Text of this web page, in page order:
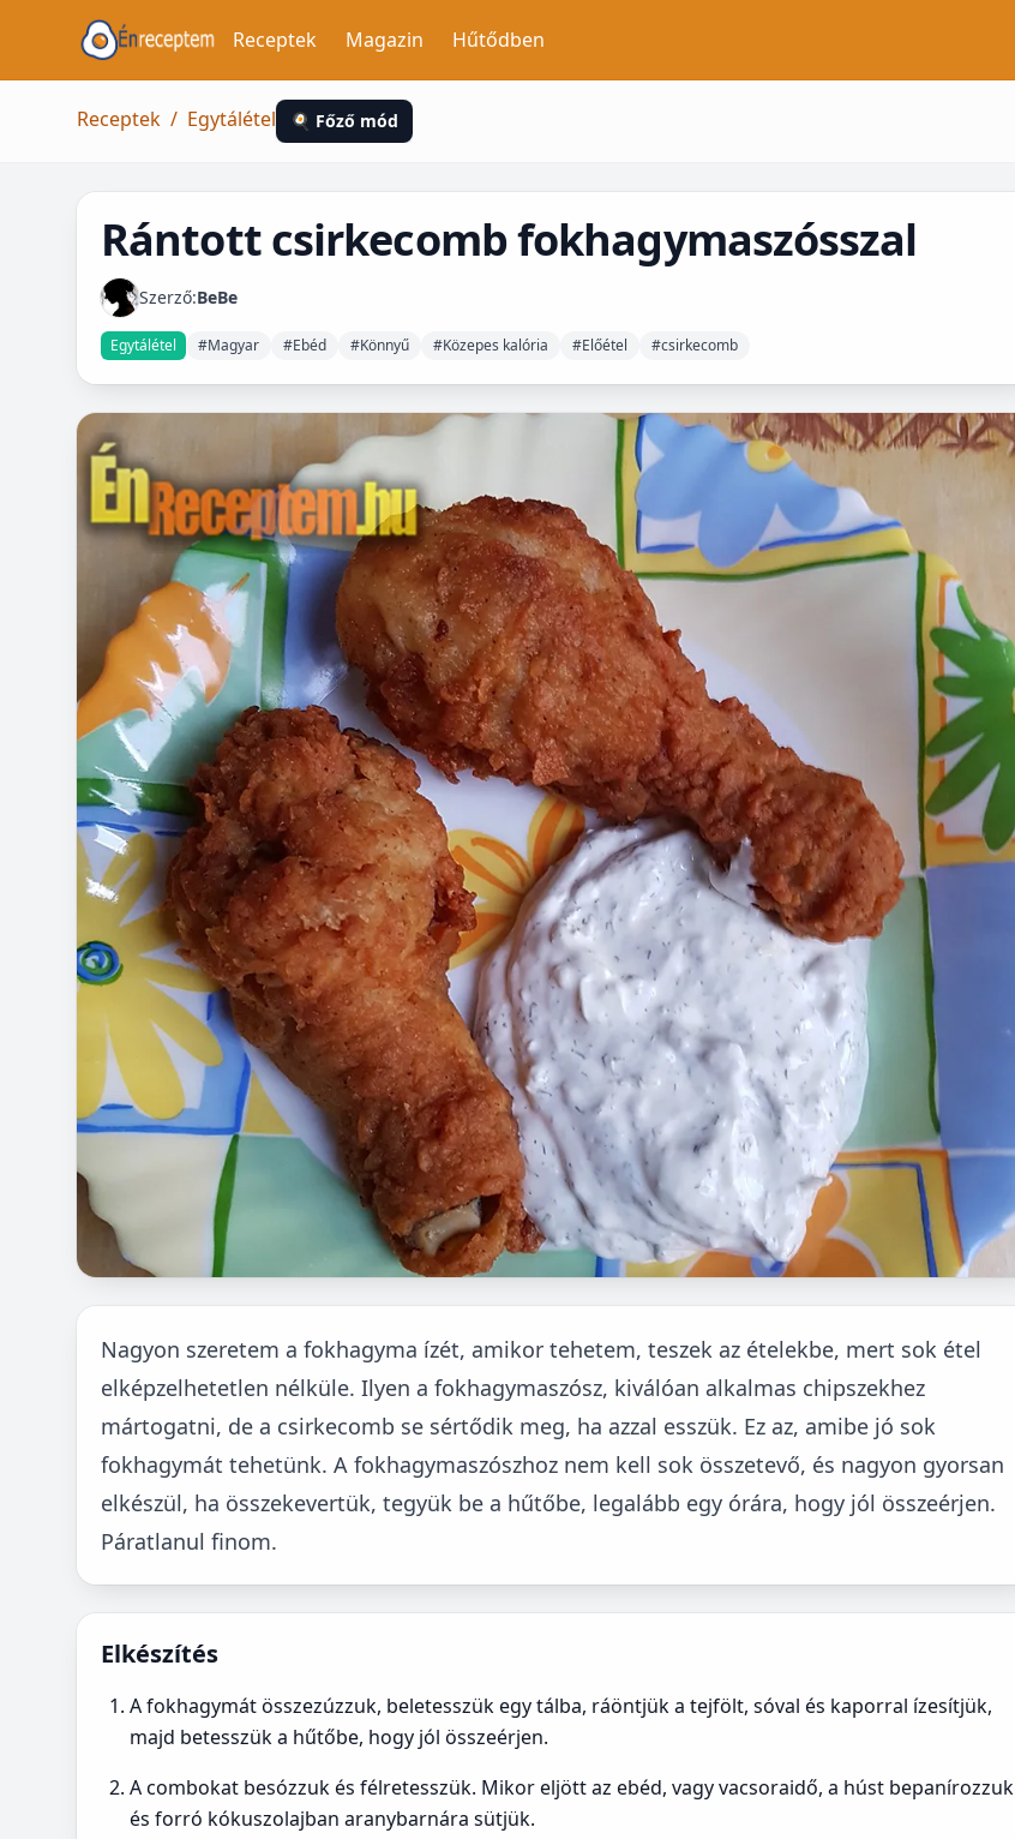
Receptek Magazin Hűtődben
Receptek / Egytálétel 🍳 Főző mód
Rántott csirkecomb fokhagymaszósszal
Szerző:BeBe
Egytálétel #Magyar #Ebéd #Könnyű #Közepes kalória #Előétel #csirkecomb
Nagyon szeretem a fokhagyma ízét, amikor tehetem, teszek az ételekbe, mert sok étel
elképzelhetetlen nélküle. Ilyen a fokhagymaszósz, kiválóan alkalmas chipszekhez
mártogatni, de a csirkecomb se sértődik meg, ha azzal esszük. Ez az, amibe jó sok
fokhagymát tehetünk. A fokhagymaszószhoz nem kell sok összetevő, és nagyon gyorsan
elkészül, ha összekevertük, tegyük be a hűtőbe, legalább egy órára, hogy jól összeérjen.
Páratlanul finom.
Elkészítés
A fokhagymát összezúzzuk, beletesszük egy tálba, ráöntjük a tejfölt, sóval és kaporral ízesítjük,
majd betesszük a hűtőbe, hogy jól összeérjen.
A combokat besózzuk és félretesszük. Mikor eljött az ebéd, vagy vacsoraidő, a húst bepanírozzuk
és forró kókuszolajban aranybarnára sütjük.